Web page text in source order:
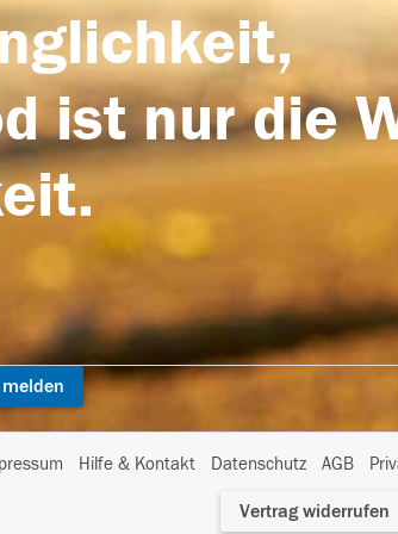
ist nur die
Hilfe & Kontakt Datenschutz AGB
Vertrag widerrufen